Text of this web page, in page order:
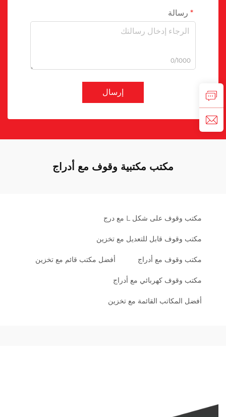
رسالة
0/1000
إرسال
مكتب مكتبية وقوف مع أدراج
مكتب وقوف على شكل L مع درج
مكتب وقوف قابل للتعديل مع تخزين
مكتب وقوف مع أدراج أفضل مكتب قائم مع تخزين
مكتب وقوف كهربائي مع أدراج
أفضل المكاتب القائمة مع تخزين